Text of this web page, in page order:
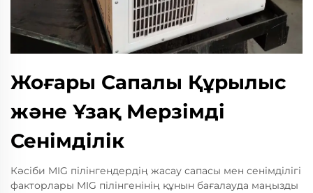
Жоғары Сапалы Құрылыс
және Ұзақ Мерзімді
Сенімділік
Кәсіби MIG пілінгендердің жасау сапасы мен сенімділігі
факторлары MIG пілінгенінің құнын бағалауда маңызды